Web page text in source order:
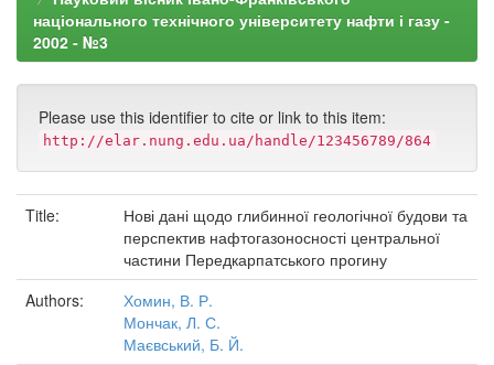
національного технічного університету нафти і газу -
2002 - №3
Please use this identifier to cite or link to this item:
http://elar.nung.edu.ua/handle/123456789/864
Title:
Нові дані щодо глибинної геологічної будови та
перспектив нафтогазоносності центральної
частини Передкарпатського прогину
Authors:
Хомин, В. Р.
Мончак, Л. С.
Маєвський, Б. Й.